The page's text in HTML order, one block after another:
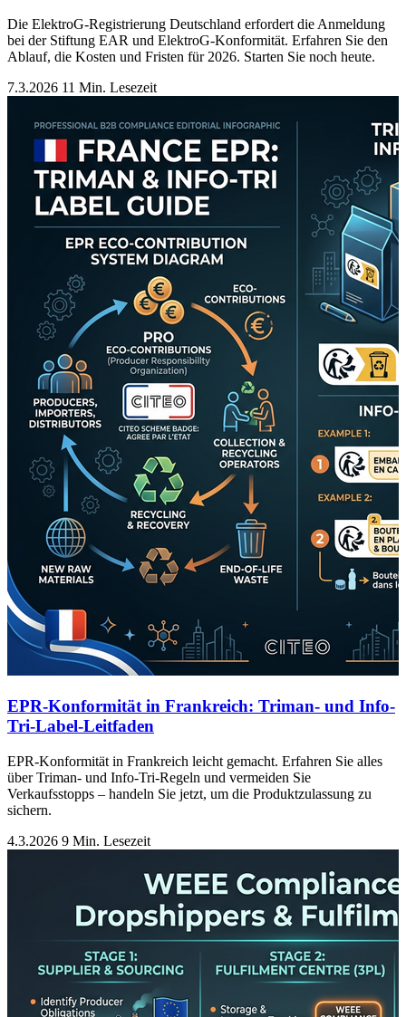
Die ElektroG-Registrierung Deutschland erfordert die Anmeldung
bei der Stiftung EAR und ElektroG-Konformität. Erfahren Sie den
Ablauf, die Kosten und Fristen für 2026. Starten Sie noch heute.
7.3.2026 11 Min. Lesezeit
EPR-Konformität in Frankreich: Triman- und Info-
Tri-Label-Leitfaden
EPR-Konformität in Frankreich leicht gemacht. Erfahren Sie alles
über Triman- und Info-Tri-Regeln und vermeiden Sie
Verkaufsstopps – handeln Sie jetzt, um die Produktzulassung zu
sichern.
4.3.2026 9 Min. Lesezeit